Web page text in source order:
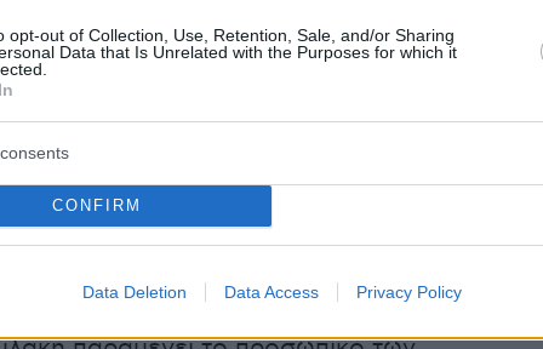
opt-out of Collection, Use, Retention, Sale, and/or Sharing
Data that Is Unrelated with the Purposes for which it
CONFIRM
Data Deletion Data Access Privacy Policy
επίγειες δυνάμεις παρά το γεγονός όπως
ήδη στον Έβρο ένα πολύ μεγάλο
του Πυροσβεστικού Σώματος, επίγειων και
ότι για σήμερα Δευτέρα παραμένει υψηλός